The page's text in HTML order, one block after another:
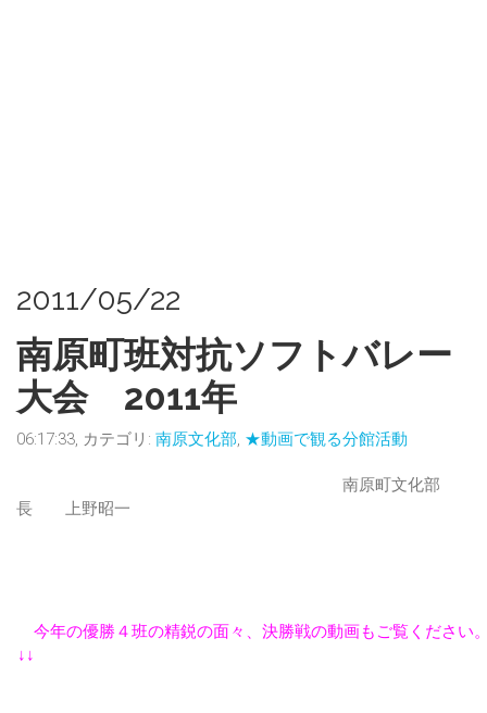
2011/05/22
南原町班対抗ソフトバレー
大会 2011年
06:17:33, カテゴリ: 南原文化部, ★動画で観る分館活動
南原町文化部
長 上野昭一
今年の優勝４班の精鋭の面々、決勝戦の動画もご覧ください
↓↓